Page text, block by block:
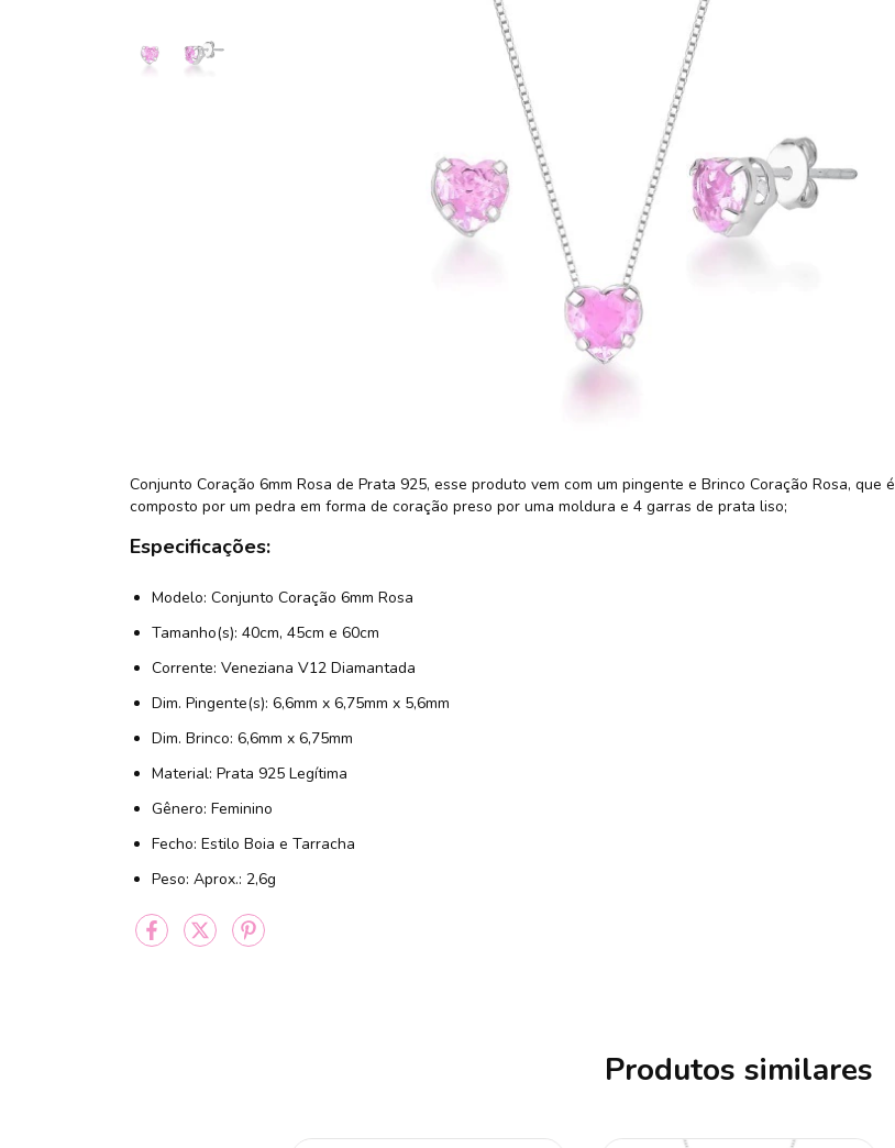
Conjunto Coração 6mm Rosa de Prata 925, esse produto vem com um pingente e Brinco Coração Rosa, que é
composto por um pedra em forma de coração preso por uma moldura e 4 garras de prata liso;
Especificações:
Modelo: Conjunto Coração 6mm Rosa
Tamanho(s): 40cm, 45cm e 60cm
Corrente: Veneziana V12 Diamantada
Dim. Pingente(s): 6,6mm x 6,75mm x 5,6mm
Dim. Brinco: 6,6mm x 6,75mm
Material: Prata 925 Legítima
Gênero: Feminino
Fecho: Estilo Boia e Tarracha
Peso: Aprox.: 2,6g
Produtos similares